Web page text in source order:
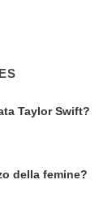
Taylor Swift?
della femine?